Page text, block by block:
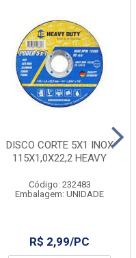
DISCO CORTE 5X1 INOX
115X1,0X22,2 HEAVY
Código: 232483
Embalagem: UNIDADE
R$ 2,99/PC